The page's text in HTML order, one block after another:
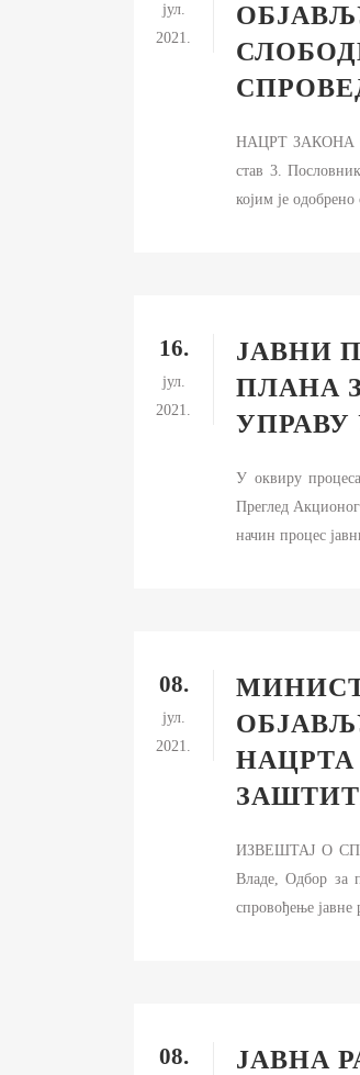
јул.
2021.
НАЦРТ ЗАКОНА
став 3.
којим је
16.
јул.
2021.
ЈАВНИ
ПЛАНА
УПРАВУ
У оквиру
Преглед
начин процес
08.
јул.
2021.
ИЗВЕШТАЈ О
Владе, Одбор за
спровођење јавне
08.
ЈАВНА